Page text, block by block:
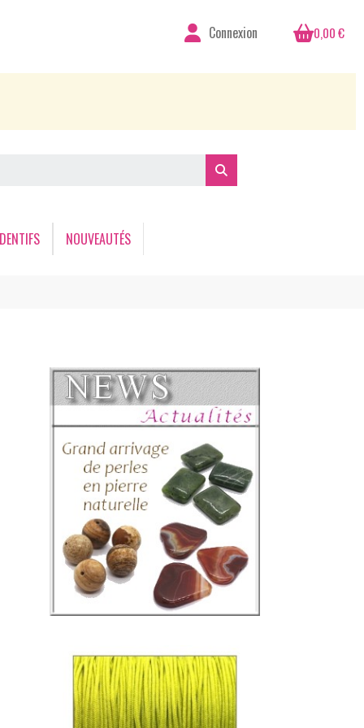
Connexion 0,00 €
NOUVEAUTÉS